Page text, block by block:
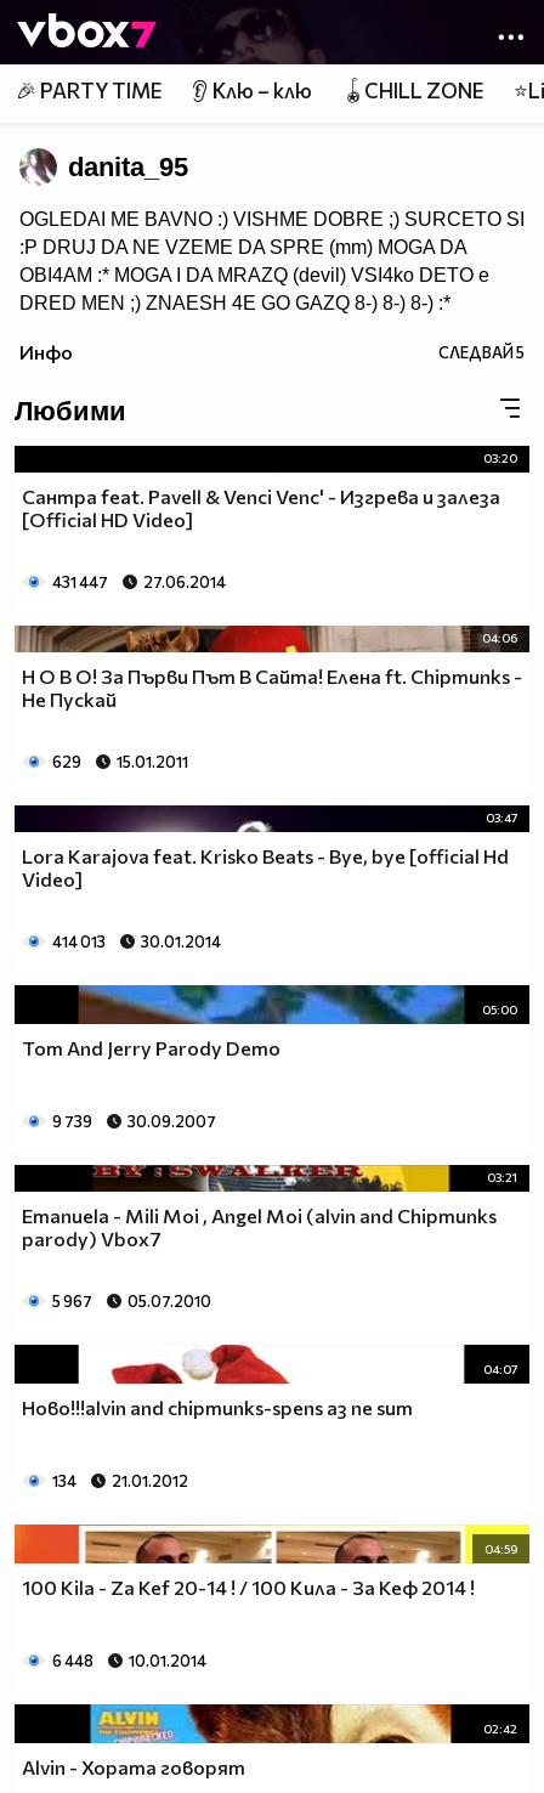
👾
🎉 PARTY TIME 👂 Клю – клю 🪀CHILL ZONE
danita_95
OGLEDAI ME BAVNO :) VISHME DOBRE ;) SURCETO SI
:P DRUJ DA NE VZEME DA SPRE (mm) MOGA DA
OBI4AM :* MOGA I DA MRAZQ (devil) VSI4ko DETO e
DRED MEN ;) ZNAESH 4E GO GAZQ 8-) 8-) 8-) :*
Инфо СЛЕДВАЙ5
Любими
03:20
Сантра feat. Pavell & Venci Venc' - Изгрева и залеза
[Official HD Video]
431 447 27.06.2014
04:06
Н О В О! За Първи Път В Сайта! Елена ft. Chipmunks -
Не Пускай
629 15.01.2011
03:47
Lora Karajova feat. Krisko Beats - Bye, bye [official Hd
Video]
414 013 30.01.2014
05:00
Tom And Jerry Parody Demo
9 739 30.09.2007
03:21
Emanuela - Mili Moi , Angel Moi (alvin and Chipmunks
parody) Vbox7
5 967 05.07.2010
04:07
Ново!!!alvin and chipmunks-spens aз ne sum
134 21.01.2012
04:59
100 Kila - Za Kef 20-14 ! / 100 Кила - За Кеф 2014 !
6 448 10.01.2014
02:42
Alvin - Хората говорят